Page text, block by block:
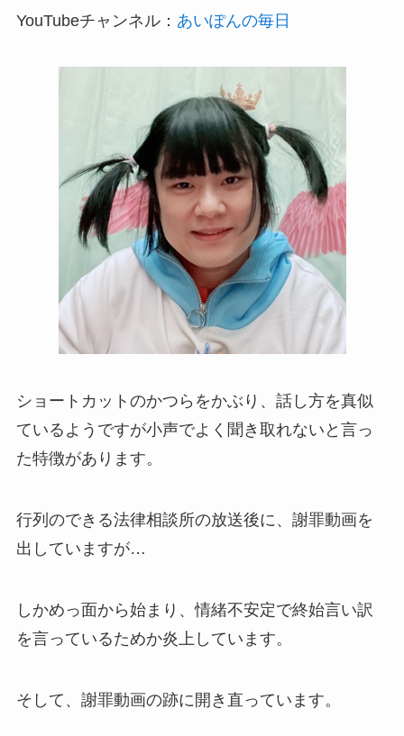
YouTubeチャンネル： あいぽんの毎日
ショートカットのかつらをかぶり、話し方を真似
ているようですが小声でよく聞き取れないと言っ
た特徴があります。
行列のできる法律相談所の放送後に、謝罪動画を
出していますが…
しかめっ面から始まり、情緒不安定で終始言い訳
を言っているためか炎上しています。
そして、謝罪動画の跡に開き直っています。